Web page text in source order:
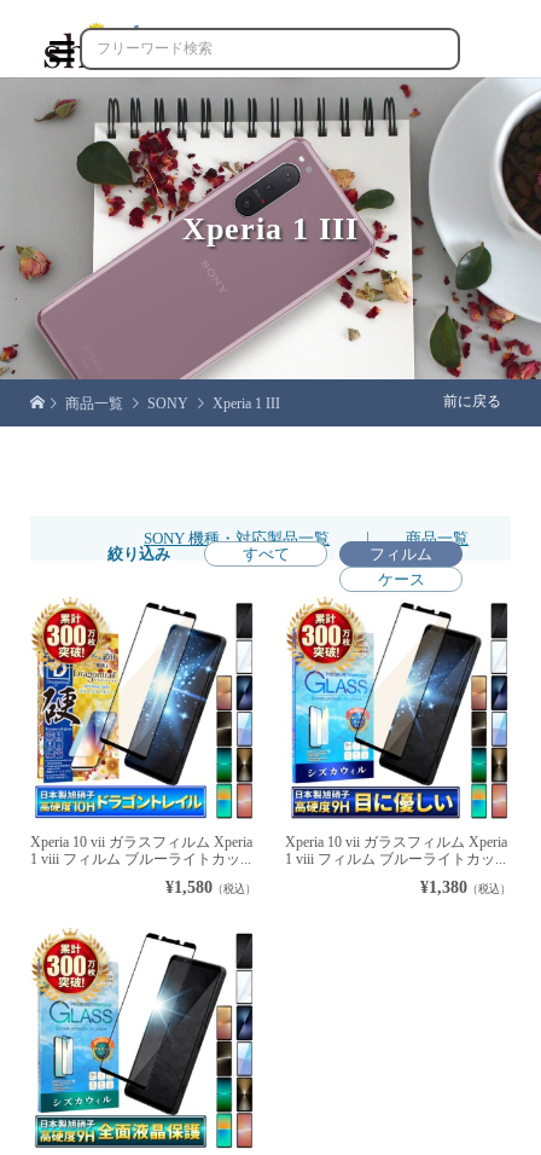

Xperia 1 III
商品一覧 SONY Xperia 1 III 前に戻る
SONY 機種・対応製品一覧 |
商品一覧
絞り込み
すべて
フィルム
ケース
Xperia 10 vii ガラスフィルム Xperia
1 viii フィルム ブルーライトカッ...
¥1,580（税込）
Xperia 10 vii ガラスフィルム Xperia
1 viii フィルム ブルーライトカッ...
¥1,380 （税込）